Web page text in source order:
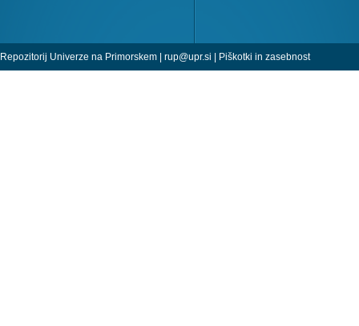
Repozitorij Univerze na Primorskem | rup@upr.si Piškotki in zasebnost